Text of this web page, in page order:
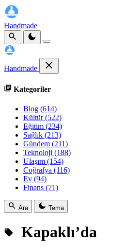
Handmade
Handmade
Kategoriler
Blog (614)
Kültür(522)
Eğitim (234)
Sağlık (213)
Gündem (211)
Teknoloji (188)
Ulaşım (154)
Coğrafya (116)
Ev (94)
Finans (71)
Ara Tema
Kapaklı’da